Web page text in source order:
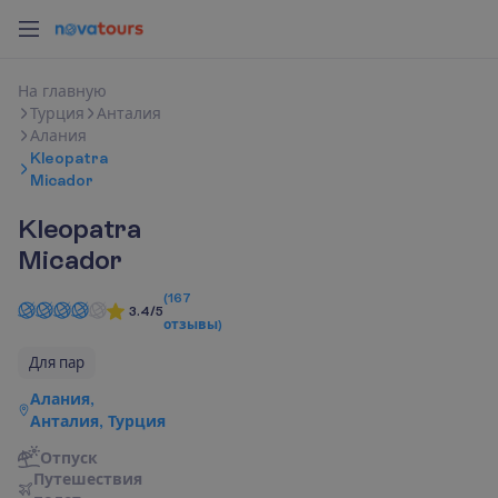
На главную
Турция
Анталия
Алания
Kleopatra
Micador
Kleopatra
Micador
3.4/5
(167
отзывы)
Для пар
Алания,
Анталия, Турция
Отпуск
Путешествия